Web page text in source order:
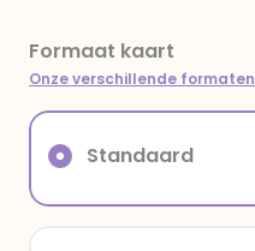
Formaat kaart
Onze verschillende formaten
Standaard